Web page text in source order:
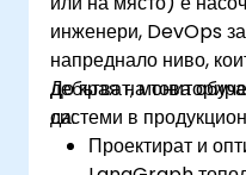
инженери, DevOps
напреднало ниво,
дебъгват,
системи в
До края на това
да:
Проектират и